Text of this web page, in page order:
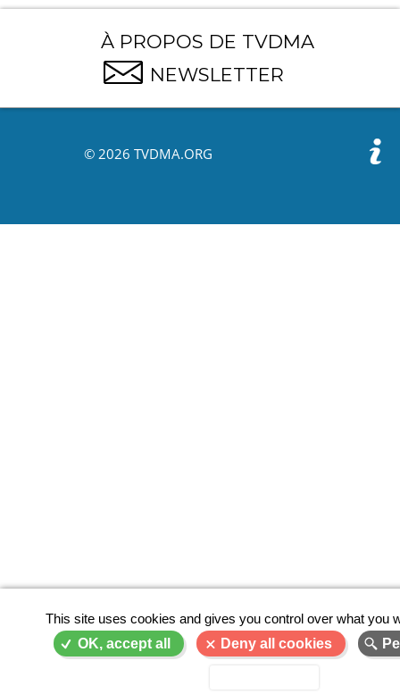
À PROPOS DE TVDMA
NEWSLETTER
© 2026 TVDMA.ORG
This site uses cookies and gives you control over what you
OK, accept all
Deny all cookies